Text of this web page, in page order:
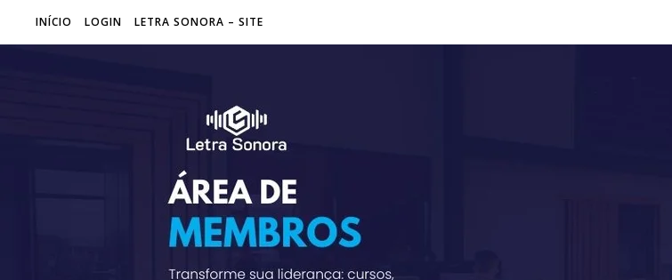
INÍCIO LOGIN LETRA SONORA – SITE